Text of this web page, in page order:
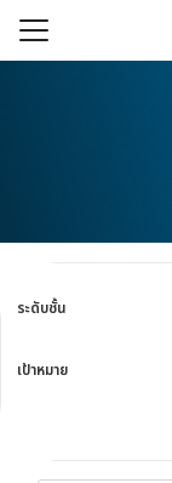
Skip
เรา
ระดับชั้น
เป้าหมาย